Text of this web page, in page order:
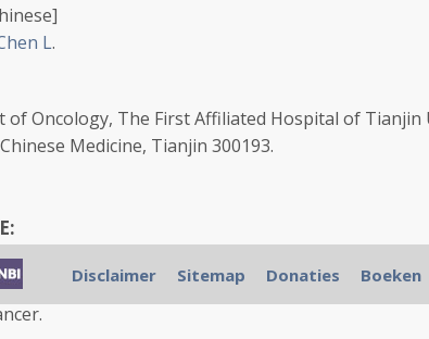
L.
of Oncology, The First Affiliated Hospital of Tianjin
Medicine, Tianjin 300193.
therapeutic effect and mechanism of
of lentinan in treatment of cancerous
Disclaimer Sitemap Donaties Boeken